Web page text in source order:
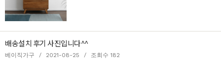
배송설치 후기 사진입니다^^
베이직가구 / 2021-08-25 / 조회수 182